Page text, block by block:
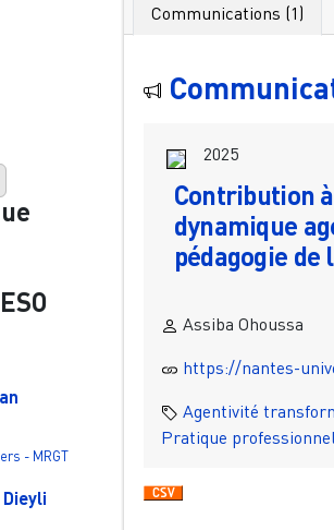
- MRGT
Communications (1)
2025
Contribution
dynamique
pédagogie
Assiba Ohoussa
https://nantes-
Agentivité
Pratique